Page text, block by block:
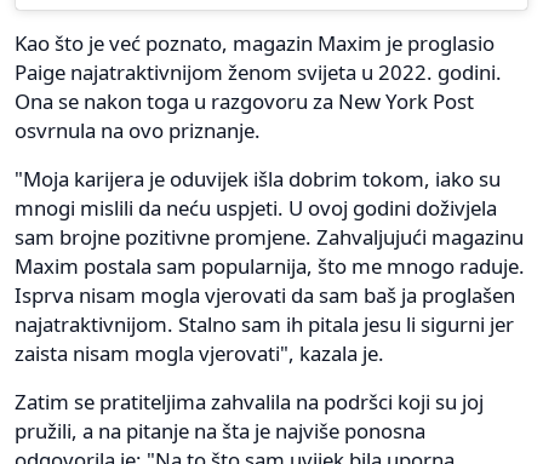
Kao što je već poznato, magazin Maxim je proglasio
Paige najatraktivnijom ženom svijeta u 2022. godini.
Ona se nakon toga u razgovoru za New York Post
osvrnula na ovo priznanje.
"Moja karijera je oduvijek išla dobrim tokom, iako su
mnogi mislili da neću uspjeti. U ovoj godini doživjela
sam brojne pozitivne promjene. Zahvaljujući magazinu
Maxim postala sam popularnija, što me mnogo raduje.
Isprva nisam mogla vjerovati da sam baš ja proglašen
najatraktivnijom. Stalno sam ih pitala jesu li sigurni jer
zaista nisam mogla vjerovati", kazala je.
Zatim se pratiteljima zahvalila na podršci koji su joj
pružili, a na pitanje na šta je najviše ponosna